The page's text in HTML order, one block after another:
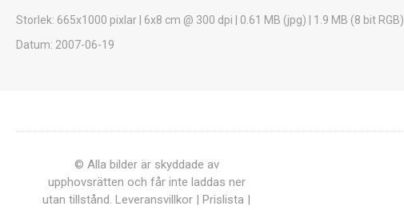
Storlek: 665x1000 pixlar | 6x8 cm @ 300 dpi | 0.61 MB (jpg) | 1.9 MB (8 bit RGB)
Datum: 2007-06-19
© Alla bilder är skyddade av
upphovsrätten och får inte laddas ner
utan tillstånd. Leveransvillkor | Prislista |